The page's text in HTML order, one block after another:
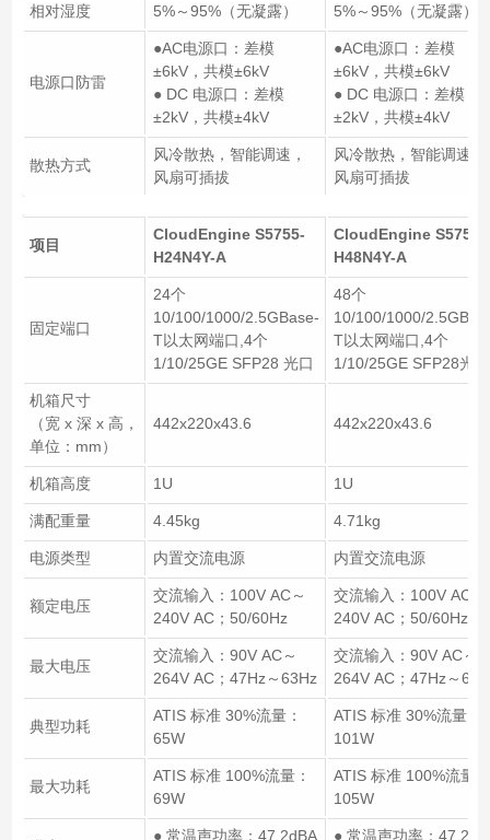
相对湿度 5%～95%（无凝露） 5%～95%（无凝露）
电源口防雷
●AC电源口：差模
±6kV，共模±6kV
● DC 电源口：差模
±2kV，共模±4kV
●AC电源口：差模
±6kV，共模±6kV
● DC 电源口：差模
±2kV，共模±4kV
散热方式
风冷散热，智能调速，
风扇可插拔
风冷散热，智能调速，
风扇可插拔
项目
CloudEngine S5755-
H24N4Y-A
CloudEngine S5755-
H48N4Y-A
固定端口
24个
10/100/1000/2.5GBase-
T以太网端口,4个
1/10/25GE SFP28 光口
48个
10/100/1000/
T以太网端口,4个
1/10/25GE SFP28光口
机箱尺寸
（宽 x 深 x 高，
单位：mm）
442x220x43.6 442x220x43.6
机箱高度 1U 1U
满配重量 4.45kg 4.71kg
电源类型 内置交流电源 内置交流电源
额定电压
交流输入：100V AC～
240V AC；50/60Hz
交流输入：100V AC～
240V AC；50/60Hz
最大电压
交流输入：90V AC～
264V AC；47Hz～63Hz
交流输入：90V AC～
264V AC；47Hz～
典型功耗
ATIS 标准 30%流量：
65W
ATIS 标准 30%流量：
101W
最大功耗
ATIS 标准 100%流量：
69W
ATIS 标准 100%流量：
105W
● 常温声功率：47.2dBA
● 常温声功率：